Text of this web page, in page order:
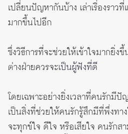
เปลี่ยนปัญหากันบ้าง เล่าเรื่องราว
มากขึ้นไปอีก
ซึ่งวิธีการที่จะช่วยให้เข้าใจมากยิ่
ต่างฝ่ายควรจะเป็นผู้ฟังที่ดี
โดยเฉพาะอย่างยิ่งเวลาที่คนรักมี
เป็นสิ่งที่ช่วยให้คนรักรู้สึกมีที่พึ่งทา
จะทุกข์ใจ ดีใจ หรือเสียใจ คนรักส